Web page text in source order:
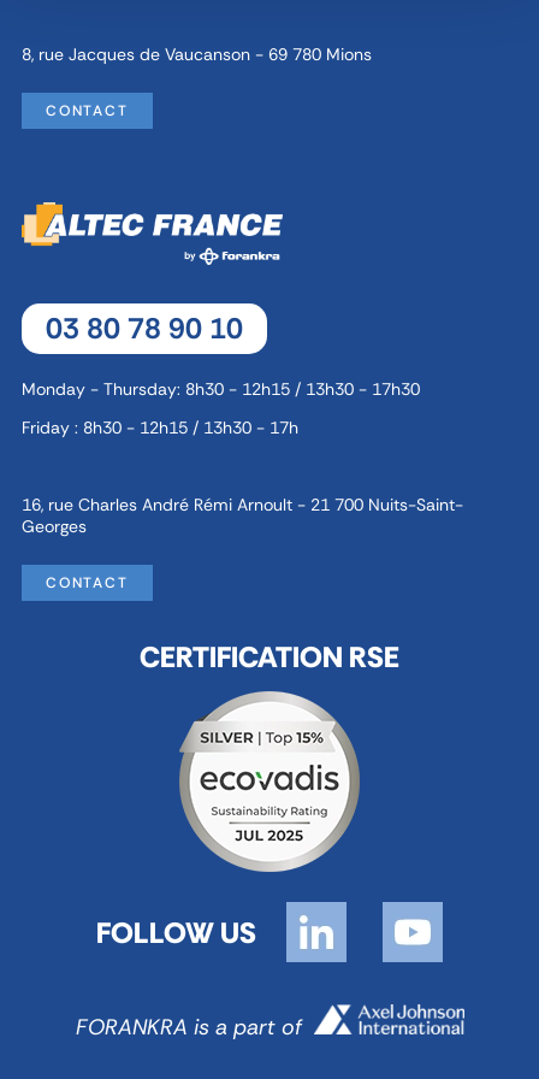
8, rue Jacques de Vaucanson - 69 780 Mions
CONTACT
03 80 78 90 10
Monday - Thursday: 8h30 - 12h15 / 13h30 - 17h30
Friday : 8h30 - 12h15 / 13h30 - 17h
16, rue Charles André Rémi Arnoult - 21 700 Nuits-Saint-
Georges
CONTACT
CERTIFICATION RSE
FOLLOW US
FORANKRA is a part of